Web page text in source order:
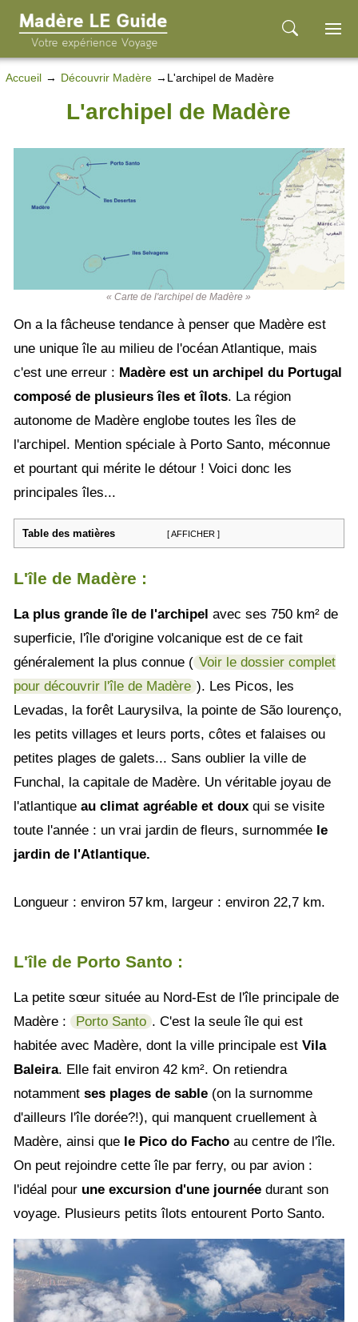
Accueil Découvrir Madère L'archipel de Madère
L'archipel de Madère
« Carte de l'archipel de Madère »
On a la fâcheuse tendance à penser que Madère est
une unique île au milieu de l'océan Atlantique, mais
c'est une erreur : Madère est un archipel du Portugal
composé de plusieurs îles et îlots. La région
autonome de Madère englobe toutes les îles de
l'archipel. Mention spéciale à Porto Santo, méconnue
et pourtant qui mérite le détour ! Voici donc les
principales îles...
Table des matières [ AFFICHER ]
L'île de Madère :
La plus grande île de l'archipel avec ses 750 km² de
superficie, l'île d'origine volcanique est de ce fait
généralement la plus connue ( Voir le dossier complet
pour découvrir l'île de Madère ). Les Picos, les
Levadas, la forêt Laurysilva, la pointe de São lourenço,
les petits villages et leurs ports, côtes et falaises ou
petites plages de galets... Sans oublier la ville de
Funchal, la capitale de Madère. Un véritable joyau de
l'atlantiqueau climat agréable et douxqui se visite
toute l'année : un vrai jardin de fleurs, surnomméele
jardin de l'Atlantique.
Longueur : environ 57 km, largeur : environ 22,7 km.
L'île de Porto Santo :
La petite sœur située au Nord-Est de l'île principale de
Madère :
Porto Santo . C'est la seule île qui est
habitée avec Madère, dont la ville principale est Vila
Baleira. Elle fait environ 42 km². On retiendra
notamment ses plages de sable(on la surnomme
d'ailleurs l'île dorée?!), qui manquent cruellement à
Madère, ainsi que le Pico do Fachoau centre de l'île.
On peut rejoindre cette île par ferry, ou par avion :
l'idéal pour une excursion d'une journée durant son
voyage. Plusieurs petits îlots entourent Porto Santo.